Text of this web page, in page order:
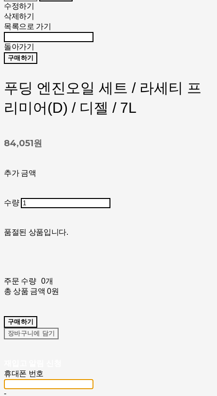
수정하기
삭제하기
목록으로 가기
돌아가기
구매하기
푸딩 엔진오일 세트 / 라세티 프
리미어(D) / 디젤 / 7L
84,051원
추가 금액
수량
품절된 상품입니다.
주문 수량
0개
총 상품 금액 0원
구매하기
장바구니에 담기
휴대폰 번호
-